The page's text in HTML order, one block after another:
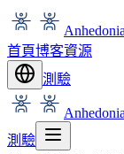
首頁博客資源
測驗
測驗